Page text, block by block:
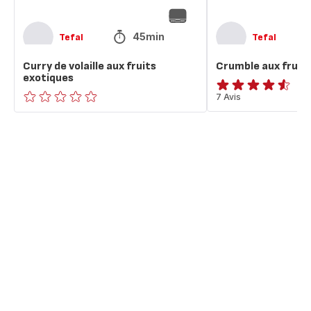
Tefal 45min
Curry de volaille aux fruits
exotiques
ratings.0
Tefal
Crumble aux
ratings.4.5
7 Avis